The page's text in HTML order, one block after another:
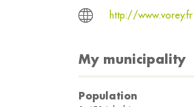
http://www.vorey.fr
My municipality
Population